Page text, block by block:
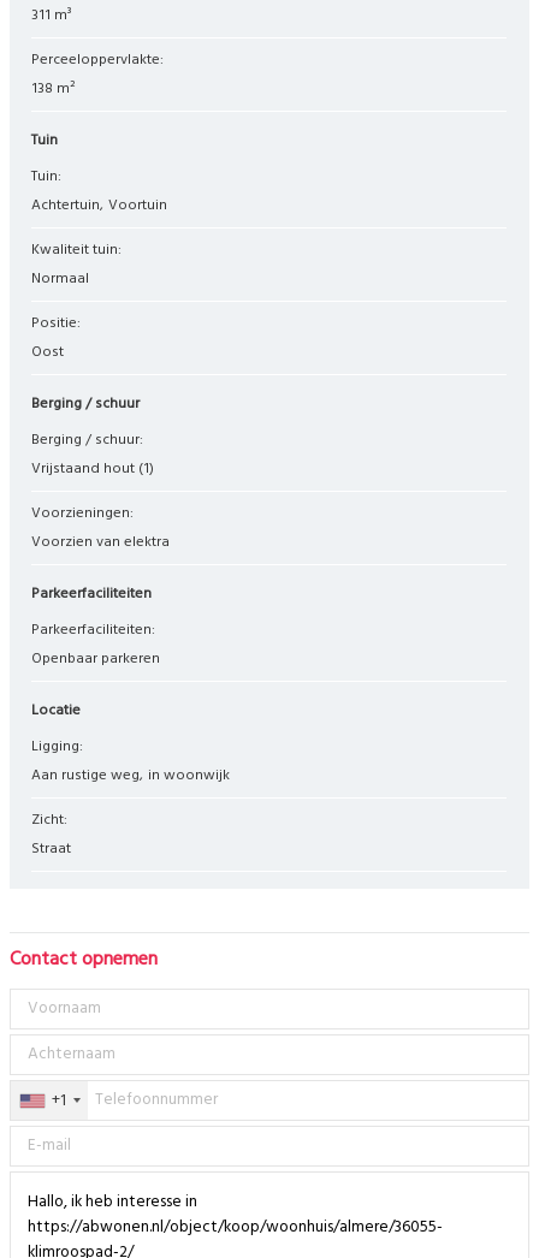
311 m³
Perceeloppervlakte:
138 m²
Tuin
Tuin:
Achtertuin Voortuin
Kwaliteit tuin:
Normaal
Positie:
Oost
Berging / schuur
Berging / schuur:
Vrijstaand hout (1)
Voorzieningen:
Voorzien van elektra
Parkeerfaciliteiten
Parkeerfaciliteiten:
Openbaar parkeren
Locatie
Ligging:
aan rustige weg in woonwijk
Zicht:
straat
Contact opnemen
+1